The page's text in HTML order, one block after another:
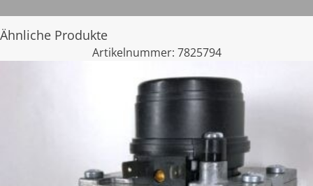
Ähnliche Produkte
Artikelnummer: 7825794